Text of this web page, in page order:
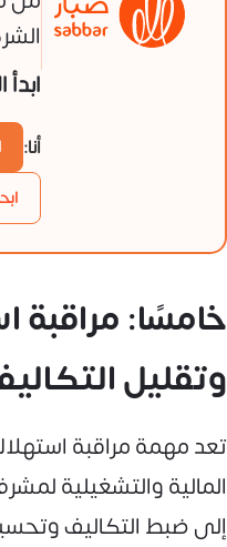
أنا:
خامسًا: مراقبة
وتقليل
تعد مهمة مراقبة
المالية والتشغيلية
إلى ضبط التكاليف